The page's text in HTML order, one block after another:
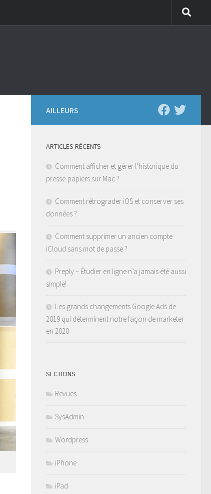
AILLEURS
ARTICLES RÉCENTS
Comment afficher et gérer l’historique du
presse-papiers sur Mac ?
Comment rétrograder iOS et conserver ses
données ?
Comment supprimer un ancien compte
iCloud sans mot de passe ?
Preply – Étudier en ligne n’a jamais été aussi
simple!
Les grands changements Google Ads de
2019 qui déterminent notre façon de marketer
en 2020
SECTIONS
Revues
SysAdmin
Wordpress
iPhone
iPad